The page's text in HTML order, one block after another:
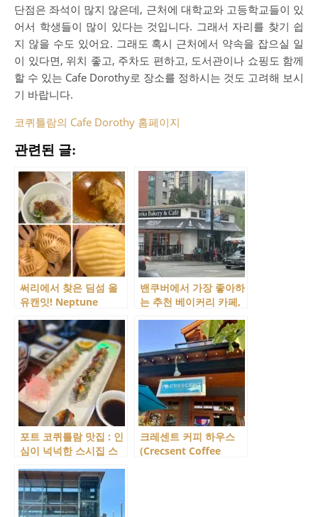
단점은 좌석이 많지 않은데, 근처에 대학교와 고등학교들이 있
어서 학생들이 많이 있다는 것입니다. 그래서 자리를 찾기 쉽
지 않을 수도 있어요. 그래도 혹시 근처에서 약속을 잡으실 일
이 있다면, 위치 좋고, 주차도 편하고, 도서관이나 쇼핑도 함께
할 수 있는 Cafe Dorothy로 장소를 정하시는 것도 고려해 보시
기 바랍니다.
코퀴틀람의 Cafe Dorothy 홈페이지
관련된 글:
써리에서 찾은 딤섬 올
유캔잇! Neptune
밴쿠버에서 가장 좋아하
는 추천 베이커리 카페,
포트 코퀴틀람 맛집 : 인
심이 넉넉한 스시집 스
크레센트 커피 하우스
(Crecsent Coffee